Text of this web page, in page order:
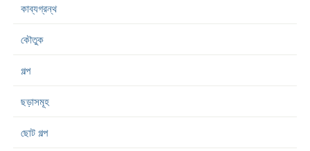
কাব্যগ্রন্থ
কৌতুক
গল্প
ছড়াসমূহ
ছোট গল্প